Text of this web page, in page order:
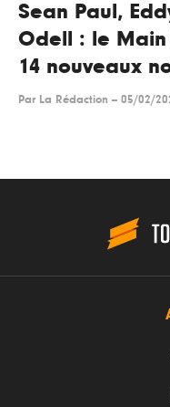
Sean Paul,
Odell : le Main
14 nouveaux
Par La Rédaction -- 05/02/